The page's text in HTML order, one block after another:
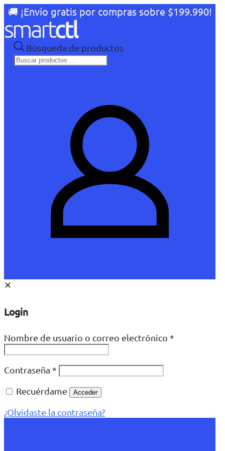
🚚 ¡Envío gratis por compras sobre $199.990!
Búsqueda de productos
✕
Login
Nombre de usuario o correo electrónico *
Contraseña *
Recuérdame
Acceder
¿Olvidaste la contraseña?